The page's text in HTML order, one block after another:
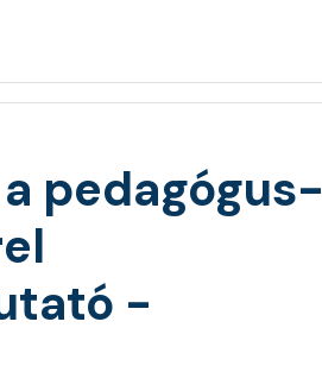
pedagógus-
-